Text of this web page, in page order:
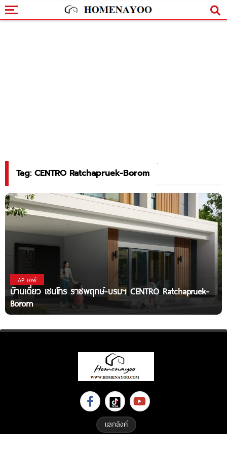
Tag: CENTRO Ratchapruek-Borom
AP เอพี
บ้านเดี่ยว เซนโทร ราชพฤกษ์-บรมฯ CENTRO Ratchapruek-
Borom
แลกลิงค์